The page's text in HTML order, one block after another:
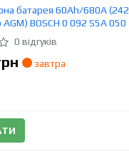
батарея 60Ah/680A
BOSCH 0 092 S5A 050
0 відгуків
завтра